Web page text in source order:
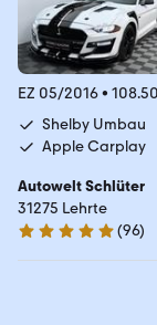
EZ 05/2016•
Shelby Umbau
Apple Carplay
Autowelt Schlüter
31275 Lehrte
4.9 Sterne
(96)